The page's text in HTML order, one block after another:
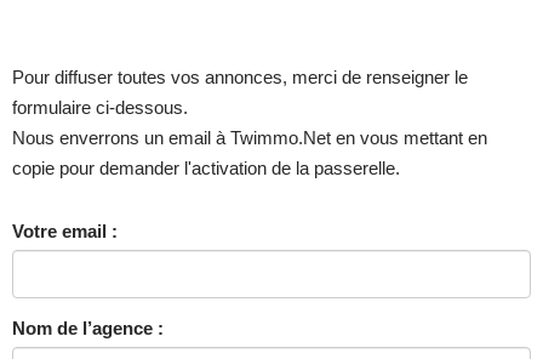
Pour diffuser toutes vos annonces, merci de renseigner le
formulaire ci-dessous.
Nous enverrons un email à Twimmo.Net en vous mettant en
copie pour demander l'activation de la passerelle.
Votre email :
Nom de l’agence :